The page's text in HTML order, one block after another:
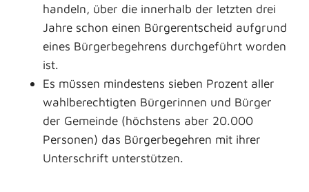
handeln, über die innerhalb der letzten drei
Jahre schon einen Bürgerentscheid aufgrund
eines Bürgerbegehrens durchgeführt worden
ist.
Es müssen mindestens sieben Prozent aller
wahlberechtigten Bürgerinnen und Bürger
der Gemeinde (höchstens aber 20.000
Personen) das Bürgerbegehren mit ihrer
Unterschrift unterstützen.